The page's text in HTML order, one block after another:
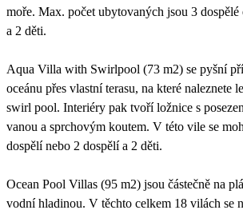
moře. Max. počet ubytovaných jsou 3
a 2 děti.
Aqua Villa with Swirlpool (73 m2) se pyšní
oceánu přes vlastní terasu, na které naleznete
swirl pool. Interiéry pak tvoří ložnice s
vanou a sprchovým koutem. V této vile se
dospělí nebo 2 dospělí a 2 děti.
Ocean Pool Villas (95 m2) jsou částečně na
vodní hladinou. V těchto celkem 18 vilách se